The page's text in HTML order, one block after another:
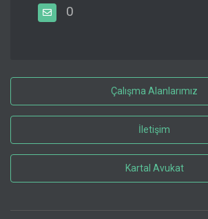
0
Çalışma Alanlarımız
İletişim
Kartal Avukat